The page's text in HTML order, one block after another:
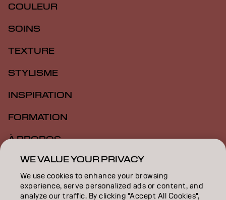
COULEUR
SOINS
TEXTURE
STYLISME
INSPIRATION
FORMATION
À PROPOS
RECHERCHER UN SALON
DEVENIR PARTENAIRE
WE VALUE YOUR PRIVACY
We use cookies to enhance your browsing
experience, serve personalized ads or content, and
analyze our traffic. By clicking "Accept All Cookies",